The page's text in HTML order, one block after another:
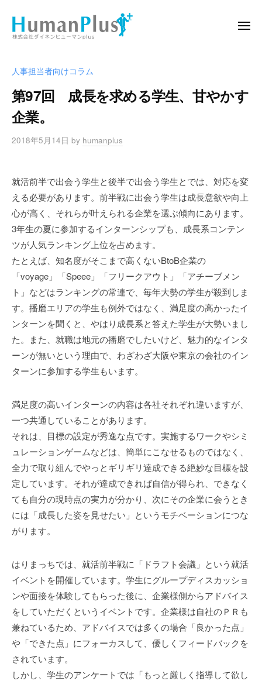
式
社
ダ
ヒ
ュ
ー
マ
ン
p
u
s
磨
人
と
企
業
ぶ
懸
け
橋
に
メ
人事担当者向けコラム
第97回 成長を求める学生、甘やかす
企業。
2018年5月14日 by humanplus
就活前半で出会う学生と後半で出会う学生とでは、対応を変
える必要があります。前半戦に出会う学生は成長意欲や向上
心が高く、それらが叶えられる企業を選ぶ傾向にあります。
3年生の夏に参加するインターンシップも、成長系コンテン
ツが人気ランキング上位を占めます。
たとえば、知名度がそこまで高くないBtoB企業の
「voyage」「Speee」「フリークアウト」「アチーブメン
ト」などはランキングの常連で、毎年大勢の学生が殺到しま
す。播磨エリアの学生も例外ではなく、満足度の高かったイ
ンターンを聞くと、やはり成長系と答えた学生が大勢いまし
た。また、就職は地元の播磨でしたいけど、魅力的なインタ
ーンが無いという理由で、わざわざ大阪や東京の会社のイン
ターンに参加する学生もいます。
満足度の高いインターンの内容は各社それぞれ違いますが、
一つ共通していることがあります。
それは、目標の設定が秀逸な点です。実施するワークやシミ
ュレーションゲームなどは、簡単にこなせるものではなく、
全力で取り組んでやっとギリギリ達成できる絶妙な目標を設
定しています。それが達成できれば自信が得られ、できなく
ても自分の現時点の実力が分かり、次にその企業に会うとき
には「成長した姿を見せたい」というモチベーションにつな
がります。
はりまっちでは、就活前半戦に「ドラフト会議」という就活
イベントを開催しています。学生にグループディスカッショ
ンや面接を体験してもらった後に、企業様側からアドバイス
をしていただくというイベントです。企業様は自社のＰＲも
兼ねているため、アドバイスでは多くの場合「良かった点」
や「できた点」にフォーカスして、優しくフィードバックを
されています。
しかし、学生のアンケートでは「もっと厳しく指導して欲し
式
会
社
イ
ン
ヒ
ュ
ー
p
l
u
s